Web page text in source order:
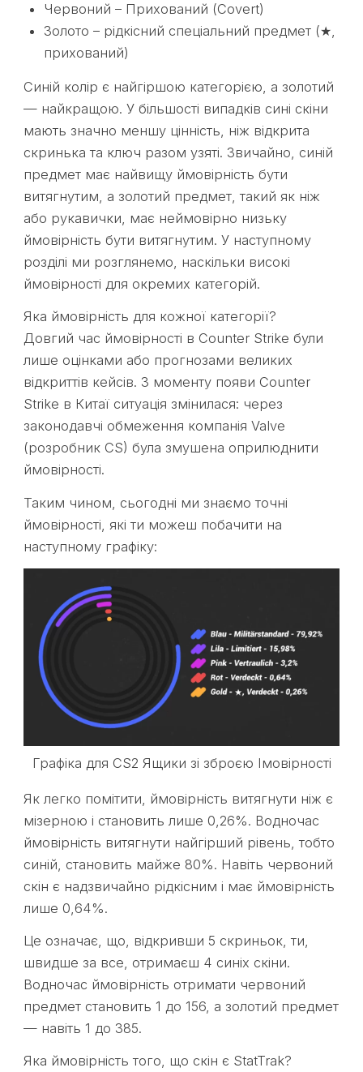
Червоний – Прихований (Covert)
Золото – рідкісний спеціальний предмет (★,
прихований)
Синій колір є найгіршою категорією, а золотий
— найкращою. У більшості випадків сині скіни
мають значно меншу цінність, ніж відкрита
скринька та ключ разом узяті. Звичайно, синій
предмет має найвищу ймовірність бути
витягнутим, а золотий предмет, такий як ніж
або рукавички, має неймовірно низьку
ймовірність бути витягнутим. У наступному
розділі ми розглянемо, наскільки високі
ймовірності для окремих категорій.
Яка ймовірність для кожної категорії?
Довгий час ймовірності в Counter Strike були
лише оцінками або прогнозами великих
відкриттів кейсів. З моменту появи Counter
Strike в Китаї ситуація змінилася: через
законодавчі обмеження компанія Valve
(розробник CS) була змушена оприлюднити
ймовірності.
Таким чином, сьогодні ми знаємо точні
ймовірності, які ти можеш побачити на
наступному графіку:
Графіка для CS2 Ящики зі зброєю Імовірності
Як легко помітити, ймовірність витягнути ніж є
мізерною і становить лише 0,26%. Водночас
ймовірність витягнути найгірший рівень, тобто
синій, становить майже 80%. Навіть червоний
скін є надзвичайно рідкісним і має ймовірність
лише 0,64%.
Це означає, що, відкривши 5 скриньок, ти,
швидше за все, отримаєш 4 синіх скіни.
Водночас ймовірність отримати червоний
предмет становить 1 до 156, а золотий предмет
— навіть 1 до 385.
Яка ймовірність того, що скін є StatTrak?